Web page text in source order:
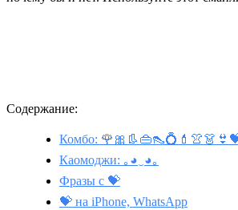
Содержание:
Комбо:
Каомоджи: ｡◕‿◕｡
Фразы с 💝
💝 на iPhone, WhatsApp